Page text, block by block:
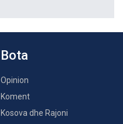
Bota
Opinion
Koment
Kosova dhe Rajoni